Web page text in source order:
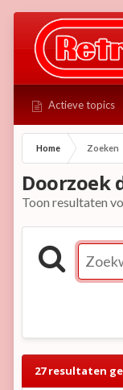
Actieve topics
Home Zoeken
Doorzoek
Toon resultaten
27 resultaten